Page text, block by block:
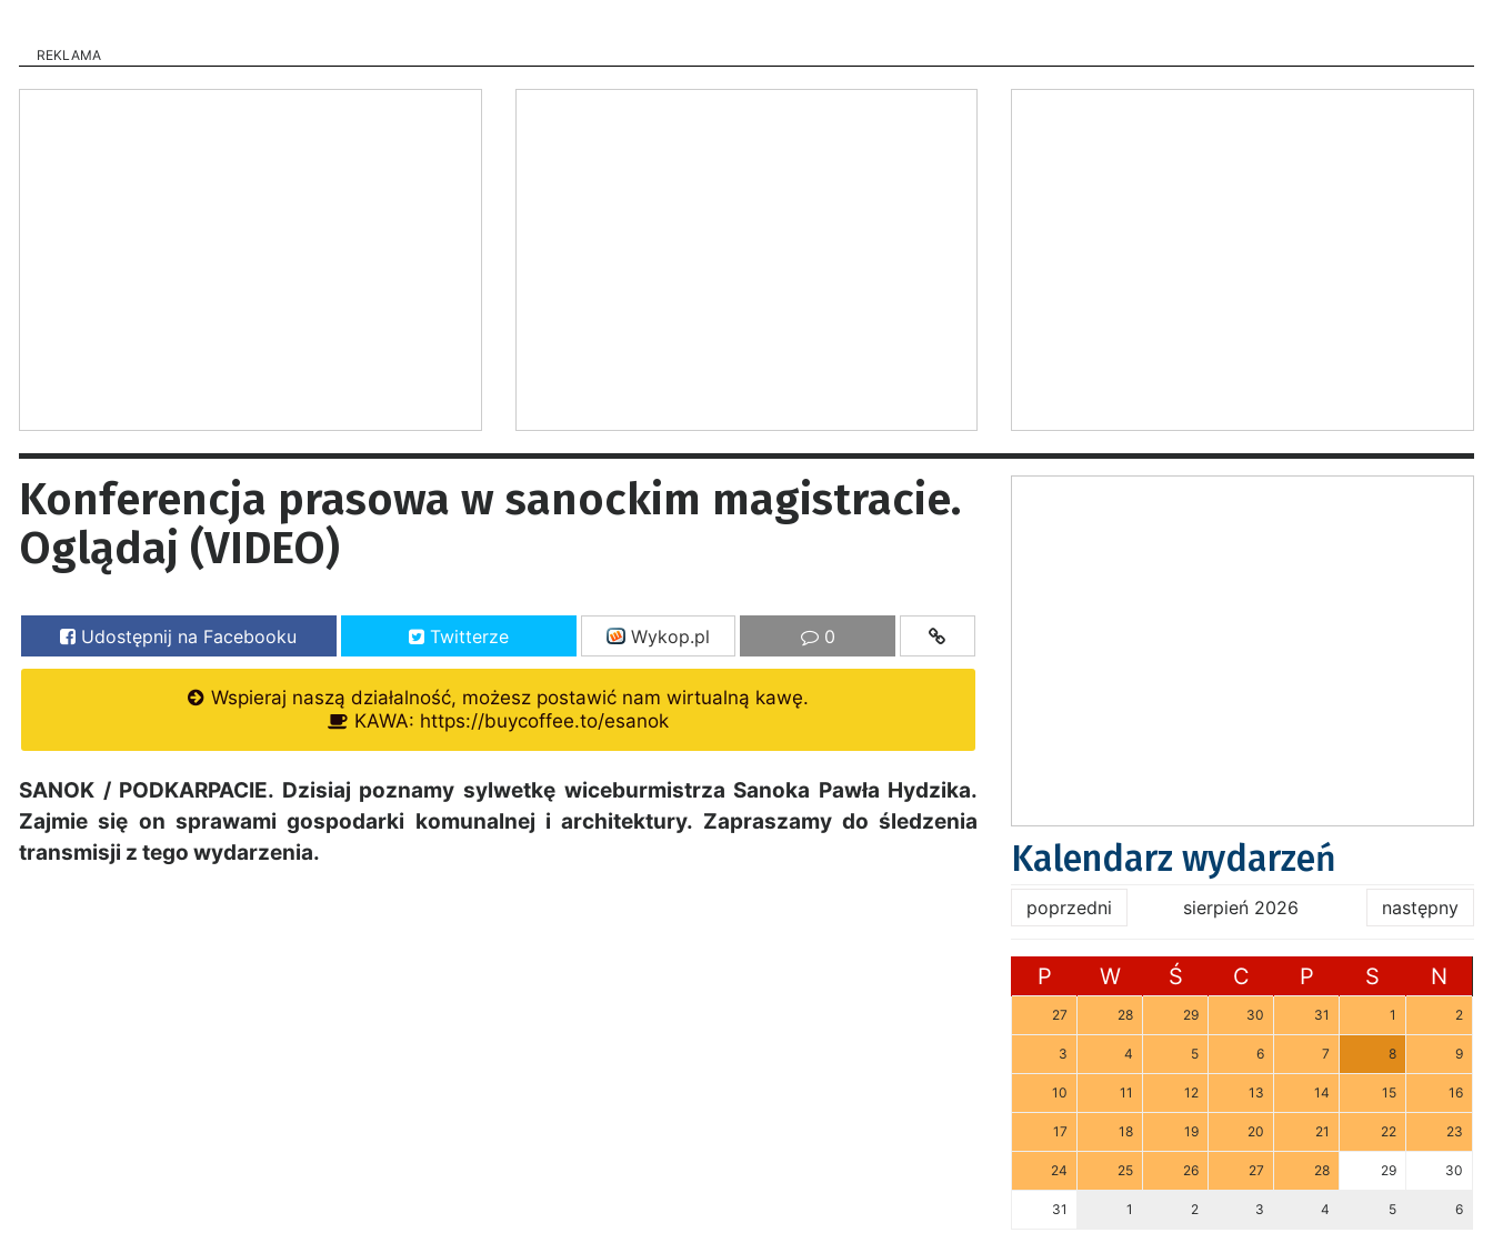
REKLAMA
Konferencja prasowa w sanockim magistracie.
Oglądaj (VIDEO)
Udostępnij na Facebooku Twitterze Wykop.pl 0
Wspieraj naszą działalność, możesz postawić nam wirtualną kawę.
KAWA: https://buycoffee.to/esanok
SANOK / PODKARPACIE. Dzisiaj poznamy sylwetkę wiceburmistrza Sanoka Pawła Hydzika.
Zajmie się on sprawami gospodarki komunalnej i architektury. Zapraszamy do śledzenia
transmisji z tego wydarzenia.
Kalendarz wydarzeń
poprzedni sierpień 2026 następny
P W Ś C P S N
27 28 29 30 31 1 2
3 4 5 6 7 8 9
10 11 12 13 14 15 16
17 18 19 20 21 22 23
24 25 26 27 28 29 30
31 1 2 3 4 5 6